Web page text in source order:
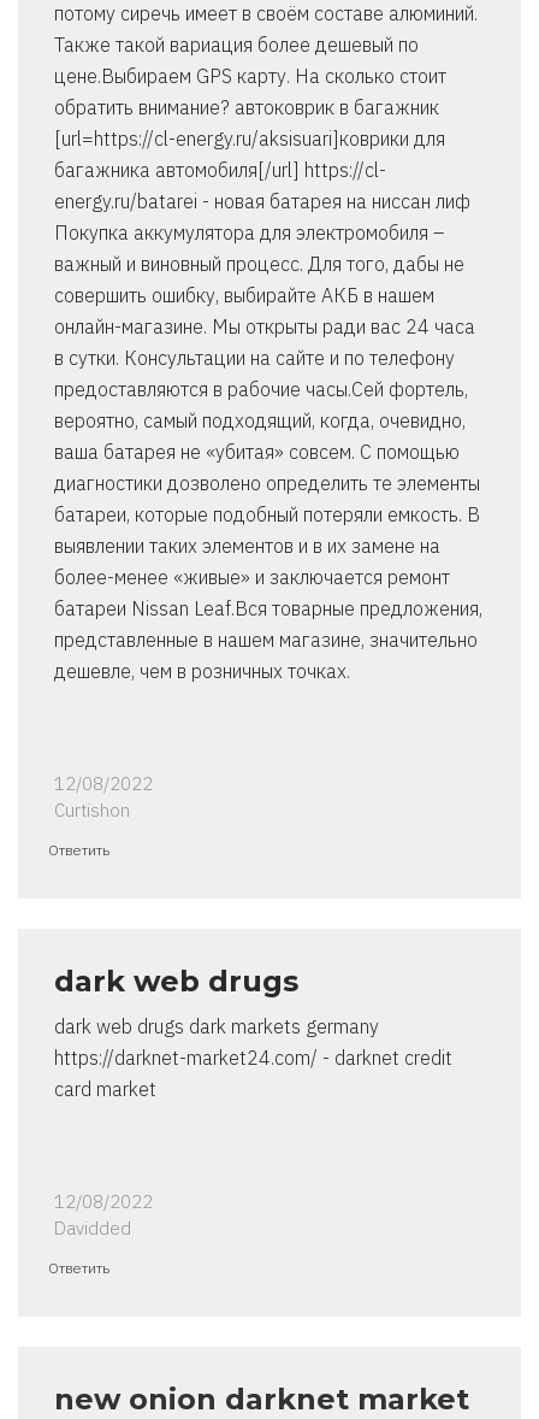
потому сиречь имеет в своём составе алюминий.
Также такой вариация более дешевый по
цене.Выбираем GPS карту. На сколько стоит
обратить внимание? автоковрик в багажник
[url=https://cl-energy.ru/aksisuari]коврики для
багажника автомобиля[/url] https://cl-
energy.ru/batarei - новая батарея на ниссан лиф
Покупка аккумулятора для электромобиля –
важный и виновный процесс. Для того, дабы не
совершить ошибку, выбирайте АКБ в нашем
онлайн-магазине. Мы открыты ради вас 24 часа
в сутки. Консультации на сайте и по телефону
предоставляются в рабочие часы.Сей фортель,
вероятно, самый подходящий, когда, очевидно,
ваша батарея не «убитая» совсем. С помощью
диагностики дозволено определить те элементы
батареи, которые подобный потеряли емкость. В
выявлении таких элементов и в их замене на
более-менее «живые» и заключается ремонт
батареи Nissan Leaf.Вся товарные предложения,
представленные в нашем магазине, значительно
дешевле, чем в розничных точках.
12/08/2022
Curtishon
Ответить
dark web drugs
dark web drugs dark markets germany
https://darknet-market24.com/ - darknet credit
card market
12/08/2022
Davidded
Ответить
new onion darknet market